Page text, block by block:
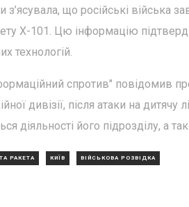
з’ясувала, що російські війська
Х-101. Цю інформацію
технологій.
спротив" повідомив
дивізії, після атаки на
діяльності його підрозділу, а
РАКЕТА КИЇВ ВІЙСЬКОВА РОЗВІДКА